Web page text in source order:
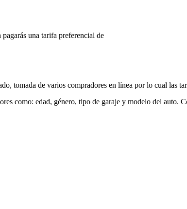
pagarás una tarifa preferencial de
tomada de varios compradores en línea por lo cual las
como: edad, género, tipo de garaje y modelo del auto.